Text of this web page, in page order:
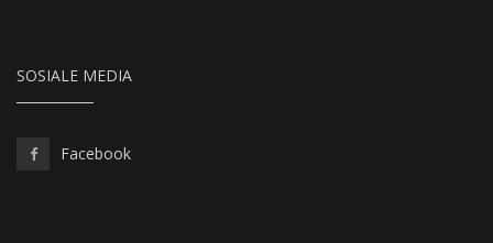
SOSIALE MEDIA
Facebook